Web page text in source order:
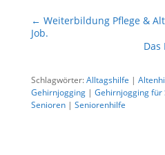
← Weiterbildung Pflege &
Job.
Das
Schlagwörter:Alltagshilfe |
Gehirnjogging| Gehirnjogging für
Senioren| Seniorenhilfe